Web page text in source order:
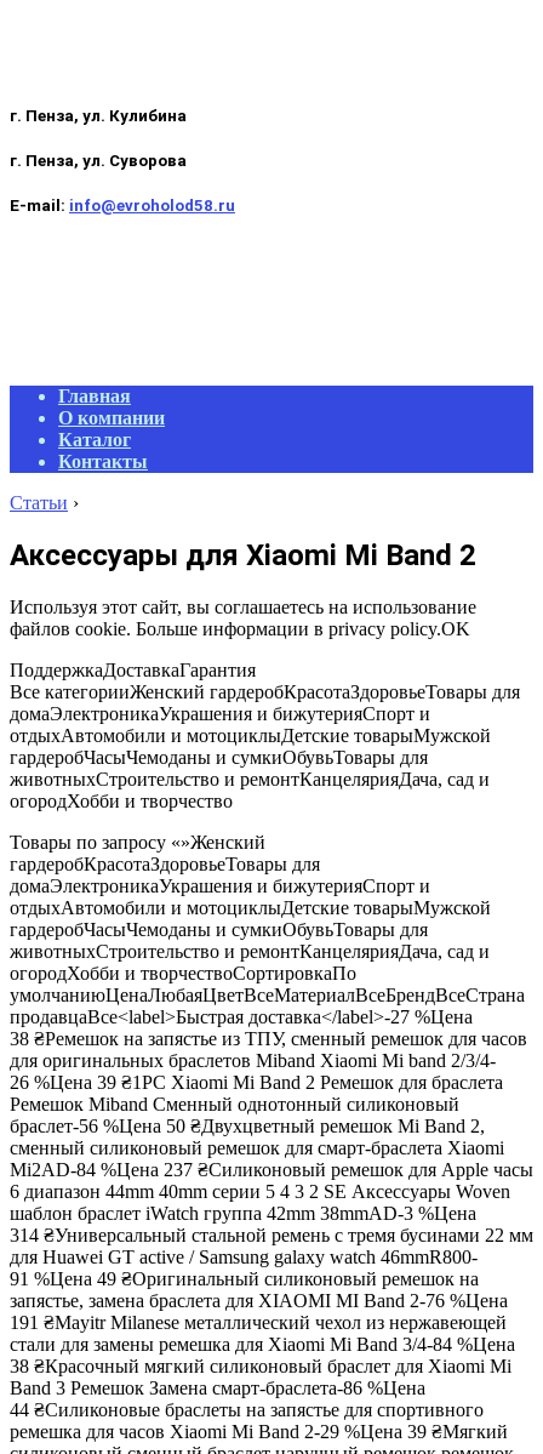
г. Пенза, ул. Кулибина
г. Пенза, ул. Суворова
E-mail: info@evroholod58.ru
Primary
Navigation
Menu
Главная
О компании
Каталог
Контакты
Статьи ›
Аксессуары для Xiaomi Mi Band 2
Используя этот сайт, вы соглашаетесь на использование
файлов cookie. Больше информации в privacy policy.OK
ПоддержкаДоставкаГарантия
Все категорииЖенский гардеробКрасотаЗдоровьеТовары для
домаЭлектроникаУкрашения и бижутерияСпорт и
отдыхАвтомобили и мотоциклыДетские товарыМужской
гардеробЧасыЧемоданы и сумкиОбувьТовары для
животныхСтроительство и ремонтКанцелярияДача, сад и
огородХобби и творчество
Товары по запросу «»Женский
гардеробКрасотаЗдоровьеТовары для
домаЭлектроникаУкрашения и бижутерияСпорт и
отдыхАвтомобили и мотоциклыДетские товарыМужской
гардеробЧасыЧемоданы и сумкиОбувьТовары для
животныхСтроительство и ремонтКанцелярияДача, сад и
огородХобби и творчествоCортировкаПо
умолчаниюЦенаЛюбаяЦветВсеМатериалВсеБрендВсеСтрана
продавцаВсе<label>Быстрая доставка</label>-27 %Цена
38 ₴Ремешок на запястье из ТПУ, сменный ремешок для часов
для оригинальных браслетов Miband Xiaomi Mi band 2/3/4-
26 %Цена 39 ₴1PC Xiaomi Mi Band 2 Ремешок для браслета
Ремешок Miband Сменный однотонный силиконовый
браслет-56 %Цена 50 ₴Двухцветный ремешок Mi Band 2,
сменный силиконовый ремешок для смарт-браслета Xiaomi
Mi2AD-84 %Цена 237 ₴Силиконовый ремешок для Apple часы
6 диапазон 44mm 40mm серии 5 4 3 2 SE Аксессуары Woven
шаблон браслет iWatch группа 42mm 38mmAD-3 %Цена
314 ₴Универсальный стальной ремень с тремя бусинами 22 мм
для Huawei GT active / Samsung galaxy watch 46mmR800-
91 %Цена 49 ₴Оригинальный силиконовый ремешок на
запястье, замена браслета для XIAOMI MI Band 2-76 %Цена
191 ₴Mayitr Milanese металлический чехол из нержавеющей
стали для замены ремешка для Xiaomi Mi Band 3/4-84 %Цена
38 ₴Красочный мягкий силиконовый браслет для Xiaomi Mi
Band 3 Ремешок Замена смарт-браслета-86 %Цена
44 ₴Силиконовые браслеты на запястье для спортивного
ремешка для часов Xiaomi Mi Band 2-29 %Цена 39 ₴Мягкий